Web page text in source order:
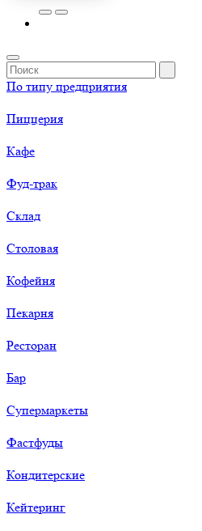
По типу предприятия
Пиццерия
Кафе
Фуд-трак
Склад
Столовая
Кофейня
Пекарня
Ресторан
Бар
Супермаркеты
Фастфуды
Кондитерские
Кейтеринг